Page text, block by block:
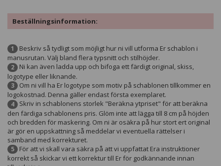
Beställningsinformation:
1
Beskriv så tydligt som möjligt hur ni vill utforma Er schablon i
manusrutan. Välj bland flera typsnitt och stilhöjder.
2
Ni kan även ladda upp och bifoga ett färdigt original, skiss,
logotype eller liknande.
3
Om ni vill ha Er logotype som motiv på schablonen tillkommer en
logokostnad. Denna gäller endast första exemplaret.
4
Skriv in schablonens storlek "Beräkna ytpriset" för att beräkna
den färdiga schablonens pris. Glöm inte att lägga till 8 cm på höjden
och bredden för maskering. Om ni är osäkra på hur stort ert original
är gör en uppskattning så meddelar vi eventuella rättelser i
samband med korrekturet.
5
För att vi skall vara säkra på att vi uppfattat Era instruktioner
korrekt så skickar vi ett korrektur till Er för godkännande innan